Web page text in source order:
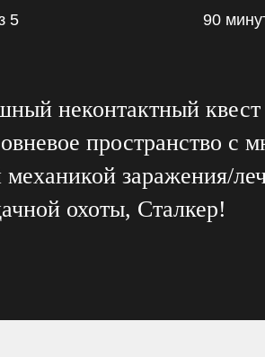
5 90
неконтактный
пространство с
заражения/
охоты, Сталкер!